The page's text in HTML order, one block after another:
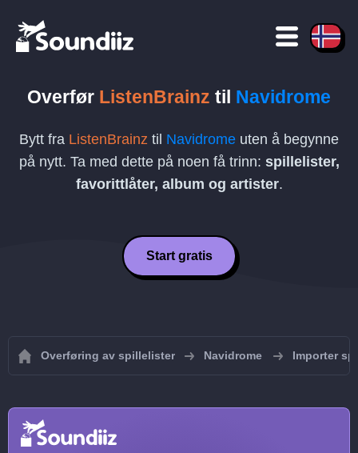
Overfør ListenBrainz til Navidrome
Bytt fra ListenBrainz til Navidrome uten å begynne
på nytt. Ta med dette på noen få trinn: spillelister,
favorittlåter, album og artister.
Start gratis
Overføring av spillelister Navidrome Importer